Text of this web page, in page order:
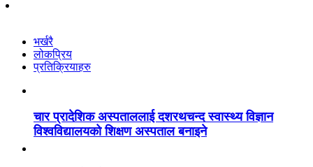
भर्खरै
लोकप्रिय
प्रतिक्रियाहरु
चार प्रादेशिक अस्पताललाई दशरथचन्द स्वास्थ्य विज्ञान
विश्वविद्यालयको शिक्षण अस्पताल बनाइने